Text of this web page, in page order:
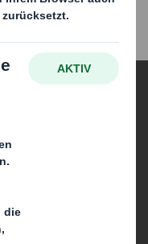
herum